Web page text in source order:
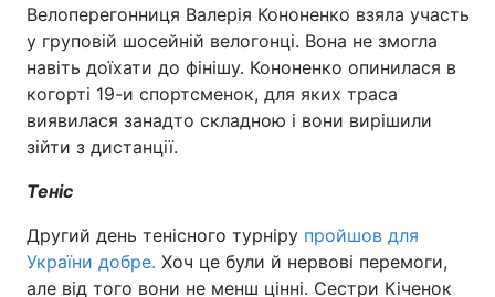
Велоперегонниця Валерія Кононенко взяла участь
у груповій шосейній велогонці. Вона не змогла
навіть доїхати до фінішу. Кононенко опинилася в
когорті 19-и спортсменок, для яких траса
виявилася занадто складною і вони вирішили
зійти з дистанції.
Теніс
Другий день тенісного турніру пройшов для
України добре. Хоч це були й нервові перемоги,
але від того вони не менш цінні. Сестри Кіченок